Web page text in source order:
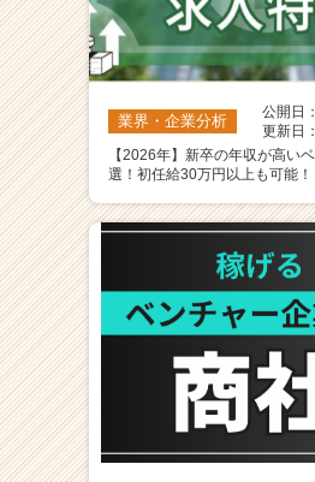
r
e
e
業界・企業分析
公開日
更新日
【2026年】新卒の年収が高い
選！初任給30万円以上も可能！